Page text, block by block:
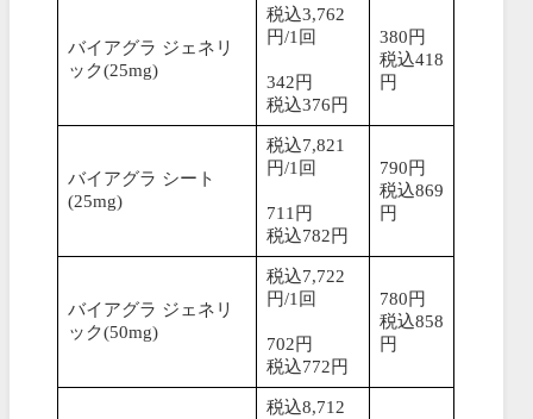
バイアグラ ジェネリ
ック(25mg)
税込3,762
円/1回
342円
税込376円
380円
税込418
円
バイアグラ シート
(25mg)
税込7,821
円/1回
711円
税込782円
790円
税込869
円
バイアグラ ジェネリ
ック(50mg)
税込7,722
円/1回
702円
税込772円
780円
税込858
円
税込8,712